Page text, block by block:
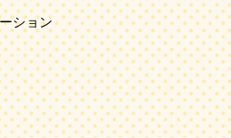
ション